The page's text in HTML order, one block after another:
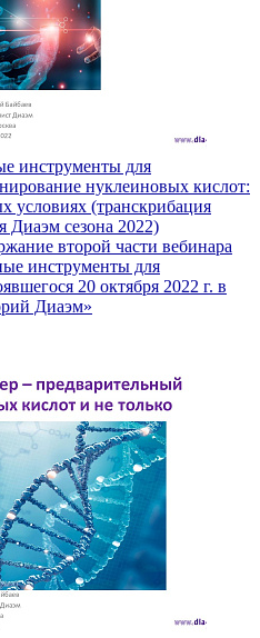
инструменты для
нуклеиновых кислот:
условиях (транскрибация
Диаэм сезона 2022)
второй части вебинара
инструменты для
20 октября 2022 г. в
Диаэм»